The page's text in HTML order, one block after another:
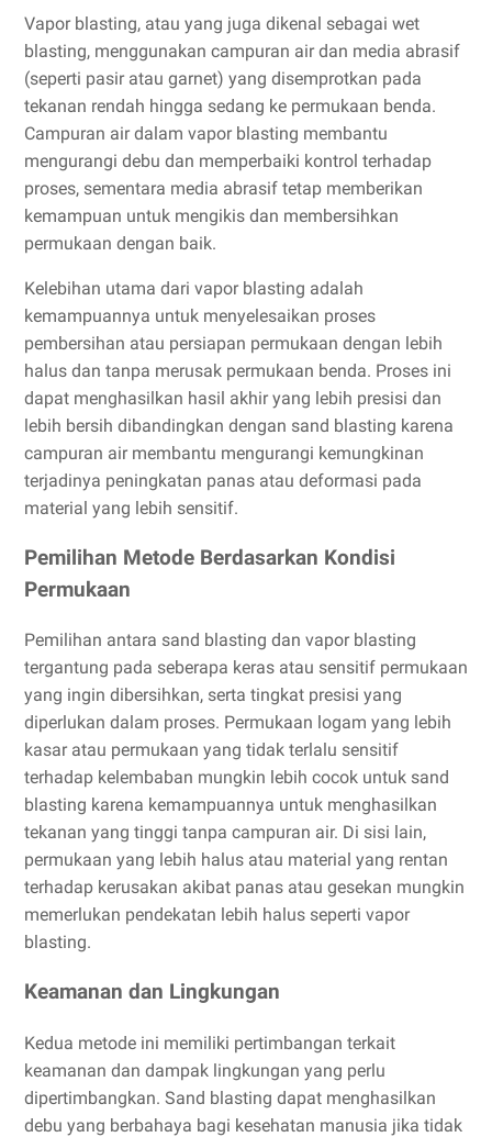
Vapor blasting, atau yang juga dikenal sebagai wet
blasting, menggunakan campuran air dan media abrasif
(seperti pasir atau garnet) yang disemprotkan pada
tekanan rendah hingga sedang ke permukaan benda.
Campuran air dalam vapor blasting membantu
mengurangi debu dan memperbaiki kontrol terhadap
proses, sementara media abrasif tetap memberikan
kemampuan untuk mengikis dan membersihkan
permukaan dengan baik.
Kelebihan utama dari vapor blasting adalah
kemampuannya untuk menyelesaikan proses
pembersihan atau persiapan permukaan dengan lebih
halus dan tanpa merusak permukaan benda. Proses ini
dapat menghasilkan hasil akhir yang lebih presisi dan
lebih bersih dibandingkan dengan sand blasting karena
campuran air membantu mengurangi kemungkinan
terjadinya peningkatan panas atau deformasi pada
material yang lebih sensitif.
Pemilihan Metode Berdasarkan Kondisi
Permukaan
Pemilihan antara sand blasting dan vapor blasting
tergantung pada seberapa keras atau sensitif permukaan
yang ingin dibersihkan, serta tingkat presisi yang
diperlukan dalam proses. Permukaan logam yang lebih
kasar atau permukaan yang tidak terlalu sensitif
terhadap kelembaban mungkin lebih cocok untuk sand
blasting karena kemampuannya untuk menghasilkan
tekanan yang tinggi tanpa campuran air. Di sisi lain,
permukaan yang lebih halus atau material yang rentan
terhadap kerusakan akibat panas atau gesekan mungkin
memerlukan pendekatan lebih halus seperti vapor
blasting.
Keamanan dan Lingkungan
Kedua metode ini memiliki pertimbangan terkait
keamanan dan dampak lingkungan yang perlu
dipertimbangkan. Sand blasting dapat menghasilkan
debu yang berbahaya bagi kesehatan manusia jika tidak